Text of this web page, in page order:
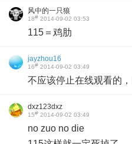
风中的一只狼
18# 2014-09-02 03:53
115＝鸡肋
jayzhou16
16# 2014-09-02 03:49
不应该停止在线观看的
dxz123dxz
15# 2014-09-02 03:49
​no zuo no die